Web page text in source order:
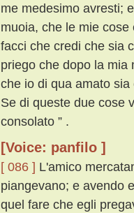
me medesimo avresti;
muoia, che le mie
facci che credi che sia
priego che dopo la mia
che io di qua amato
Se di queste due cose
consolato ” .
[Voice: panfilo ]
[ 086 ] L'amico
piangevano; e avendo
quel fare che egli